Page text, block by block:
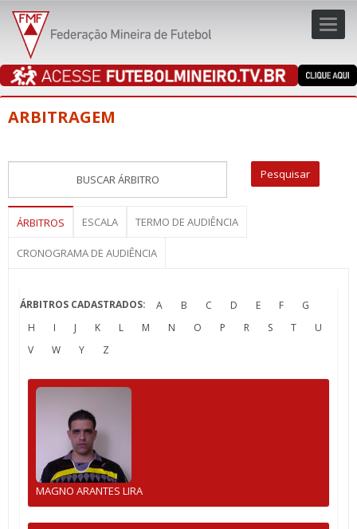
ARBITRAGEM
ÁRBITROS ESCALA TERMO DE AUDIÊNCIA
CRONOGRAMA DE AUDIÊNCIA
ÁRBITROS CADASTRADOS: A B C D E F
G
H
I J K L M N O P R S T
U
V
W Y Z
MAGNO ARANTES LIRA